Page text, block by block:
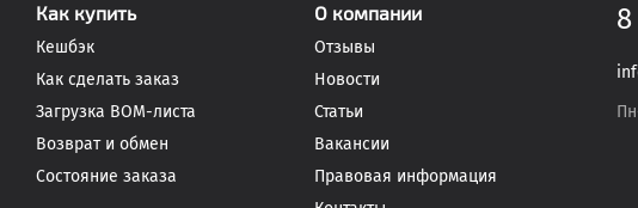
Как купить
Кешбэк
Как сделать заказ
Загрузка BOM-листа
Возврат и обмен
Состояние заказа
О компании
Отзывы
Новости
Статьи
Вакансии
Правовая информация